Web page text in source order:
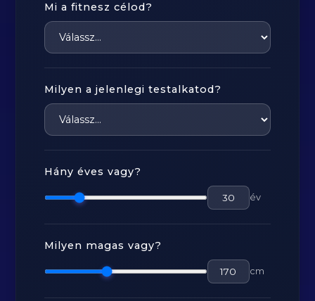
Mi a fitnesz célod?
Milyen a jelenlegi testalkatod?
Hány éves vagy?
év
Milyen magas vagy?
cm